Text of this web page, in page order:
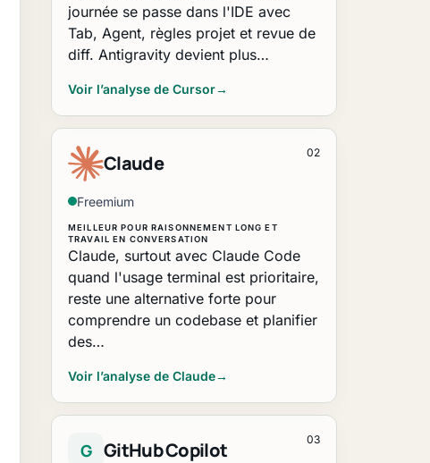
journée se passe dans l'IDE avec
Tab, Agent, règles projet et revue de
diff. Antigravity devient plus…
Voir l’analyse de Cursor→
02
Claude
Freemium
MEILLEUR POUR RAISONNEMENT LONG ET
TRAVAIL EN CONVERSATION
Claude, surtout avec Claude Code
quand l'usage terminal est prioritaire,
reste une alternative forte pour
comprendre un codebase et planifier
des…
Voir l’analyse de Claude→
03
G GitHub Copilot